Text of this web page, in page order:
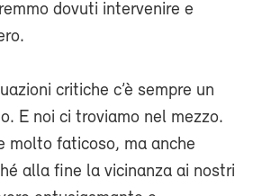
dovuti intervenire e
critiche c’è sempre un
E noi ci troviamo nel mezzo.
molto faticoso, ma anche
alla fine la vicinanza ai nostri